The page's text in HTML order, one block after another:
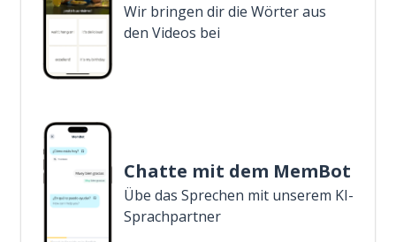
Wir bringen dir die Wörter aus
den Videos bei
Chatte mit dem MemBot
Übe das Sprechen mit unserem KI-
Sprachpartner